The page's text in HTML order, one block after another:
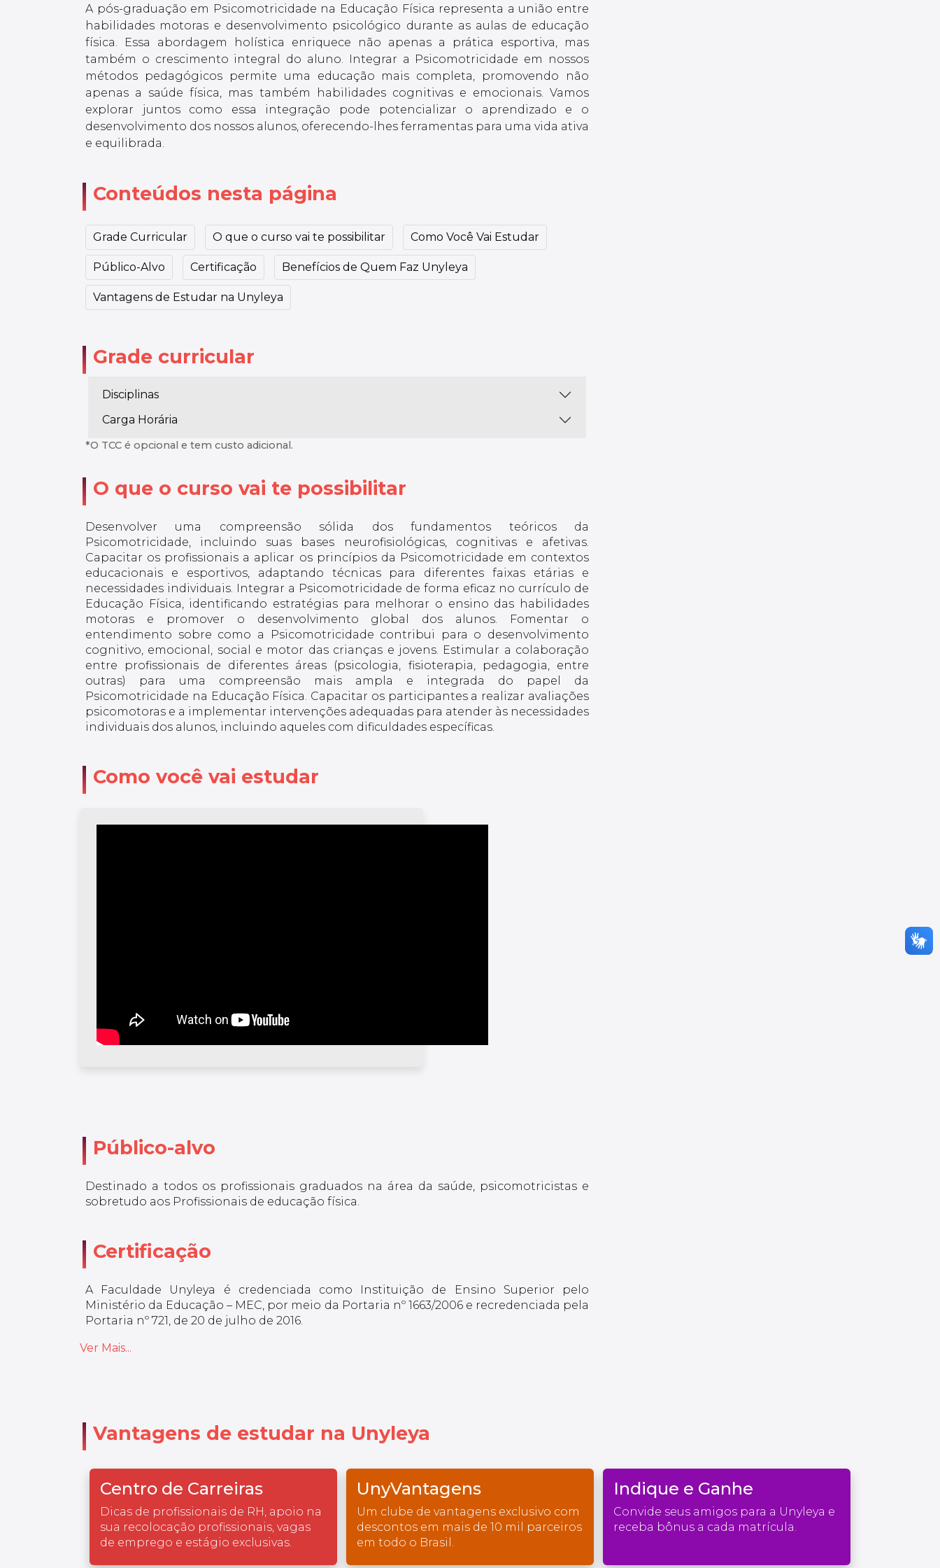
A pós-graduação em Psicomotricidade na Educação Física representa a união entre
habilidades motoras e desenvolvimento psicológico durante as aulas de educação
física. Essa abordagem holística enriquece não apenas a prática esportiva, mas
também o crescimento integral do aluno. Integrar a Psicomotricidade em nossos
métodos pedagógicos permite uma educação mais completa, promovendo não
apenas a saúde física, mas também habilidades cognitivas e emocionais. Vamos
explorar juntos como essa integração pode potencializar o aprendizado e o
desenvolvimento dos nossos alunos, oferecendo-lhes ferramentas para uma vida ativa
e equilibrada.
Conteúdos nesta página
Grade Curricular O que o curso vai te possibilitar Como Você Vai Estudar
Público-Alvo Certificação Benefícios de Quem Faz Unyleya
Vantagens de Estudar na Unyleya
Grade curricular
Disciplinas
Carga Horária
*O TCC é opcional e tem custo adicional.
O que o curso vai te possibilitar
Desenvolver uma compreensão sólida dos fundamentos teóricos da
Psicomotricidade, incluindo suas bases neurofisiológicas, cognitivas e afetivas.
Capacitar os profissionais a aplicar os princípios da Psicomotricidade em contextos
educacionais e esportivos, adaptando técnicas para diferentes faixas etárias e
necessidades individuais. Integrar a Psicomotricidade de forma eficaz no currículo de
Educação Física, identificando estratégias para melhorar o ensino das habilidades
motoras e promover o desenvolvimento global dos alunos. Fomentar o
entendimento sobre como a Psicomotricidade contribui para o desenvolvimento
cognitivo, emocional, social e motor das crianças e jovens. Estimular a colaboração
entre profissionais de diferentes áreas (psicologia, fisioterapia, pedagogia, entre
outras) para uma compreensão mais ampla e integrada do papel da
Psicomotricidade na Educação Física. Capacitar os participantes a realizar avaliações
psicomotoras e a implementar intervenções adequadas para atender às necessidades
individuais dos alunos, incluindo aqueles com dificuldades específicas.
Como você vai estudar
Público-alvo
Destinado a todos os profissionais graduados na área da saúde, psicomotricistas e
sobretudo aos Profissionais de educação física.
Certificação
A Faculdade Unyleya é credenciada como Instituição de Ensino Superior pelo
Ministério da Educação – MEC, por meio da Portaria nº 1663/2006 e recredenciada pela
Portaria nº 721, de 20 de julho de 2016.
Ver Mais...
Vantagens de estudar na Unyleya
Centro de Carreiras
Dicas de profissionais de RH, apoio na
sua recolocação profissionais, vagas
de emprego e estágio exclusivas.
UnyVantagens
Um clube de vantagens exclusivo com
descontos em mais de 10 mil parceiros
em todo o Brasil.
Indique e Ganhe
Convide seus amigos para a Unyleya e
receba bônus a cada matrícula.